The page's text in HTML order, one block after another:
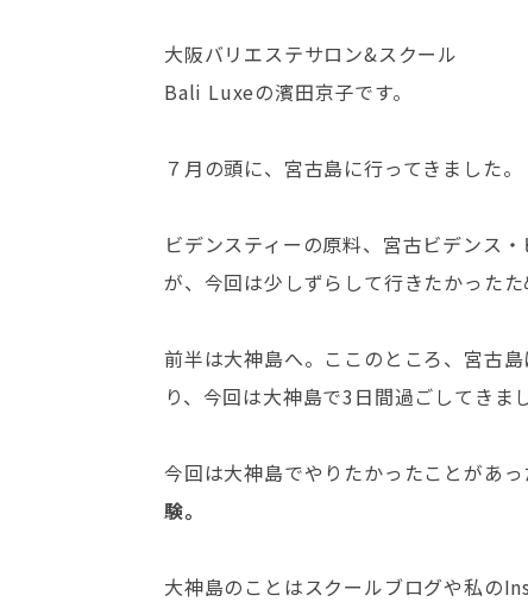
大阪バリエステサロン&スクール
Bali Luxeの濱田京子です。
７月の頭に、宮古島に行ってきました。
ビデンスティーの原料、宮古ビデンス
が、今回は少しずらして行きたかった
前半は大神島へ。ここのところ、宮古
り、今回は大神島で3日間過ごしてきま
今回は大神島でやりたかったことがあ
験。
大神島のことはスクールブログや私の